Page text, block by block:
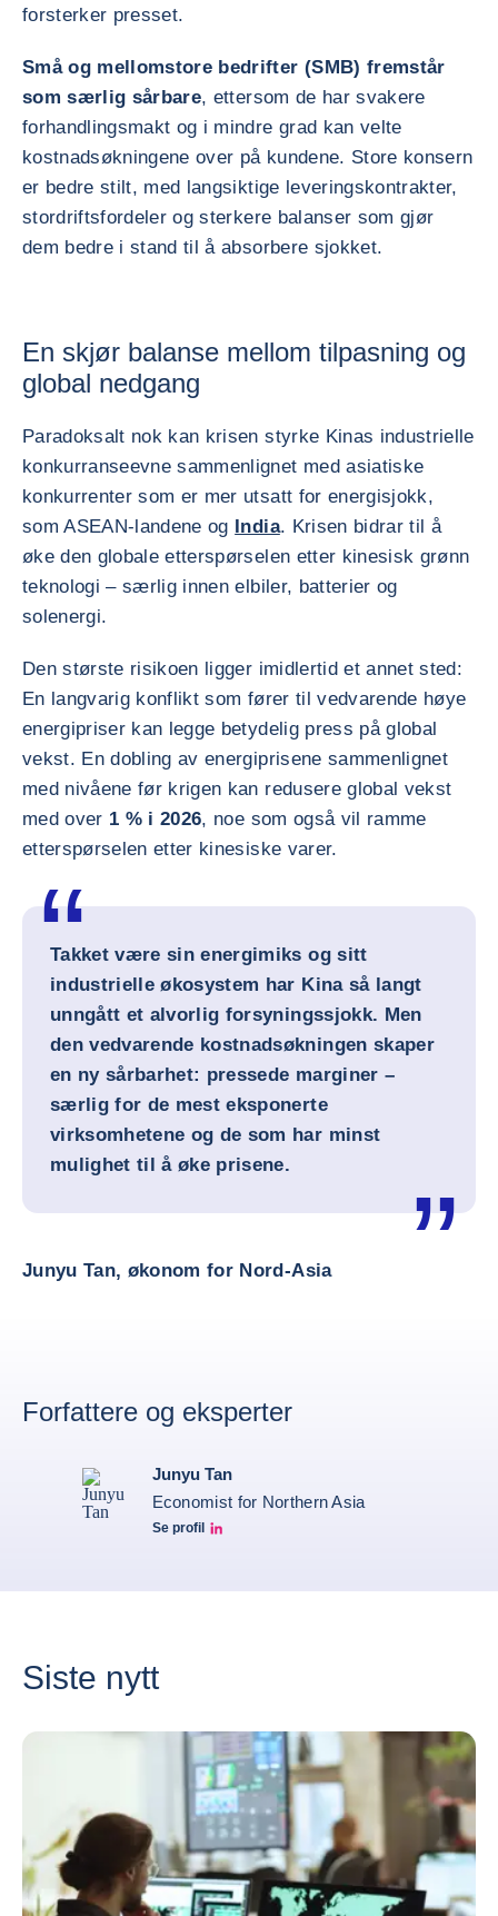
forsterker presset.
Små og mellomstore bedrifter (SMB) fremstår
som særlig sårbare, ettersom de har svakere
forhandlingsmakt og i mindre grad kan velte
kostnadsøkningene over på kundene. Store konsern
er bedre stilt, med langsiktige leveringskontrakter,
stordriftsfordeler og sterkere balanser som gjør
dem bedre i stand til å absorbere sjokket.
En skjør balanse mellom tilpasning og
global nedgang
Paradoksalt nok kan krisen styrke Kinas industrielle
konkurranseevne sammenlignet med asiatiske
konkurrenter som er mer utsatt for energisjokk,
som ASEAN-landene og India. Krisen bidrar til å
øke den globale etterspørselen etter kinesisk grønn
teknologi – særlig innen elbiler, batterier og
solenergi.
Den største risikoen ligger imidlertid et annet sted:
En langvarig konflikt som fører til vedvarende høye
energipriser kan legge betydelig press på global
vekst. En dobling av energiprisene sammenlignet
med nivåene før krigen kan redusere global vekst
med over 1 % i 2026, noe som også vil ramme
etterspørselen etter kinesiske varer.
Takket være sin energimiks og sitt
industrielle økosystem har Kina så langt
unngått et alvorlig forsyningssjokk. Men
den vedvarende kostnadsøkningen skaper
en ny sårbarhet: pressede marginer –
særlig for de mest eksponerte
virksomhetene og de som har minst
mulighet til å øke prisene.
Junyu Tan, økonom for Nord-Asia
Forfattere og eksperter
Junyu Tan
Economist for Northern Asia
Se profil
Junyu Tan Linkedin Profile
Siste nytt